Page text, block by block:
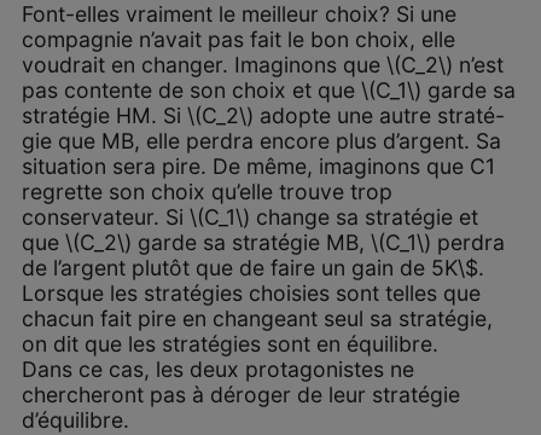
Font-elles vraiment le meilleur choix? Si une
compagnie n’avait pas fait le bon choix, elle
voudrait en changer. Imaginons que \(C_2\) n’est
pas contente de son choix et que \(C_1\) garde sa
stratégie HM. Si \(C_2\) adopte une autre straté-
gie que MB, elle perdra encore plus d’argent. Sa
situation sera pire. De même, imaginons que C1
regrette son choix qu’elle trouve trop
conservateur. Si \(C_1\) change sa stratégie et
que \(C_2\) garde sa stratégie MB, \(C_1\) perdra
de l’argent plutôt que de faire un gain de 5K\$.
Lorsque les stratégies choisies sont telles que
chacun fait pire en changeant seul sa stratégie,
on dit que les stratégies sont en équilibre.
Dans ce cas, les deux protagonistes ne
chercheront pas à déroger de leur stratégie
d’équilibre.